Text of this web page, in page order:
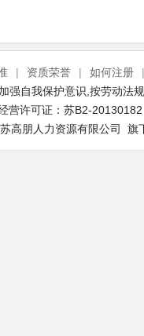
| 资质荣誉 | 如何注册 |
强自我保护意识,按劳动法
营许可证：苏B2-
高朋人力资源有限公司 旗